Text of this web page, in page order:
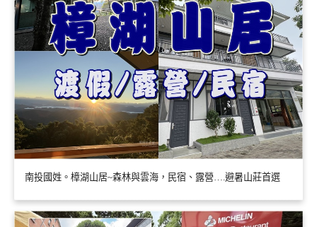
南投國姓。樟湖山居~森林與雲海，民宿、露營….避暑山莊首選